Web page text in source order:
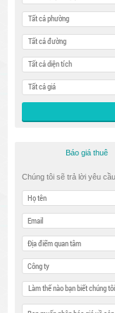
Tất cả phường
Tất cả đường
Tất cả diện tích
Tất cả giá
Báo giá thuê
Chúng tôi sẽ trả lời yêu
Làm thế nào bạn biết chúng tôi